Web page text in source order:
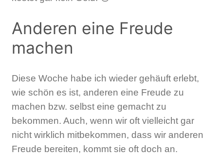
Anderen eine Freude
machen
Diese Woche habe ich wieder gehäuft erlebt,
wie schön es ist, anderen eine Freude zu
machen bzw. selbst eine gemacht zu
bekommen. Auch, wenn wir oft vielleicht gar
nicht wirklich mitbekommen, dass wir anderen
Freude bereiten, kommt sie oft doch an.